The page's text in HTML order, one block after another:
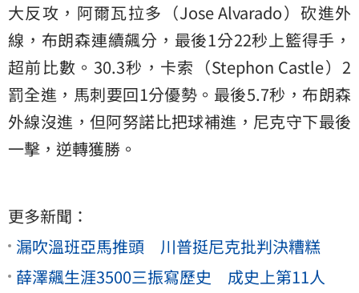
大反攻，阿爾瓦拉多（Jose Alvarado）砍進外
線，布朗森連續飆分，最後1分22秒上籃得手，
超前比數。30.3秒，卡索（Stephon Castle）2
罰全進，馬刺要回1分優勢。最後5.7秒，布朗森
外線沒進，但阿努諾比把球補進，尼克守下最後
一擊，逆轉獲勝。
更多新聞：
漏吹溫班亞馬推頭 川普挺尼克批判決糟糕
薛澤飆生涯3500三振寫歷史 成史上第11人